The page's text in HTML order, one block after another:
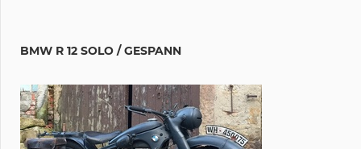
BMW R 12 SOLO / GESPANN